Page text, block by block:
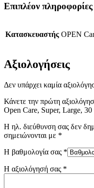
Επιπλέον πληροφορίες
Κατασκευαστής OPEN
Αξιολογήσεις
Δεν υπάρχει καμία
Κάνετε την πρώτη
Open Care, Super, Large, 30
Η ηλ. διεύθυνση σας δεν
σημειώνονται με *
Η βαθμολογία σας *
Η αξιολόγησή σας *